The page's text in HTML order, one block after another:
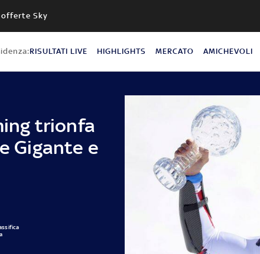
Sky
RISULTATI LIVE HIGHLIGHTS MERCATO AMICHEVOLI
trionfa
Gigante e